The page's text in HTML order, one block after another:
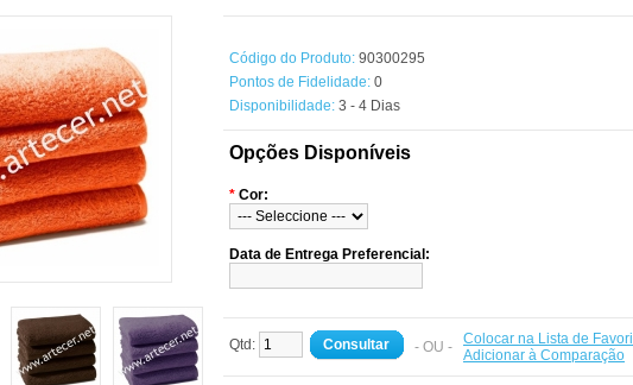
Código do Produto: 90300295
Pontos de Fidelidade: 0
Disponibilidade: 3 - 4 Dias
Opções Disponíveis
* Cor:
Data de Entrega Preferencial:
Qtd: Consultar - OU - Colocar na Lista de
Adicionar à Comparação